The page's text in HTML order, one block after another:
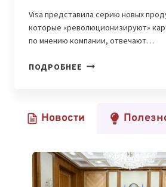
Visa представила серию новых
которые «революционизируют»
по мнению компании, отвечают…
ПОДРОБНЕЕ VISA
ПРОДУКТОВЫХ
Новости